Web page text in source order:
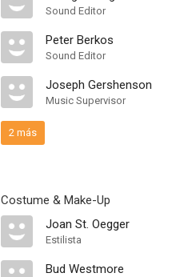
Sound Editor
Peter Berkos
Sound Editor
Joseph Gershenson
Music Supervisor
2 más
Costume & Make-Up
Joan St. Oegger
Estilista
Bud Westmore